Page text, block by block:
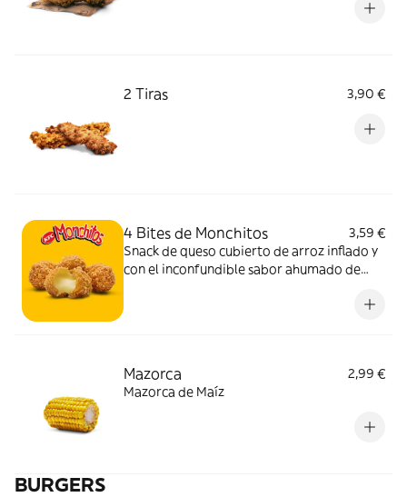
2 Tiras 3,90 €
4 Bites de Monchitos
3,59 €
Snack de queso cubierto de arroz inflado y
con el inconfundible sabor ahumado de
Mazorca
2,99 €
Mazorca de Maíz
BURGERS